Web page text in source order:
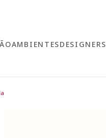
AMBIENTESDESIGNERS